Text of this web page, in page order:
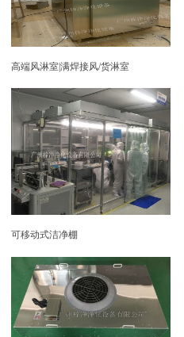
高端风淋室|满焊接风/货淋室
可移动式洁净棚